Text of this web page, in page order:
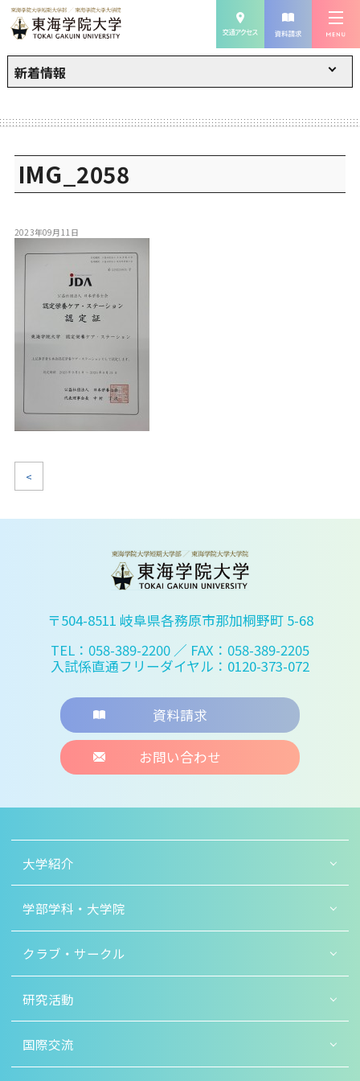
新着情報
IMG_2058
2023年09月11日
<
〒504-8511 岐阜県各務原市那加桐野町 5-68
TEL：058-389-2200 ／ FAX：058-389-2205
入試係直通フリーダイヤル：0120-373-072
資料請求
お問い合わせ
大学紹介
学部学科・大学院
クラブ・サークル
研究活動
国際交流